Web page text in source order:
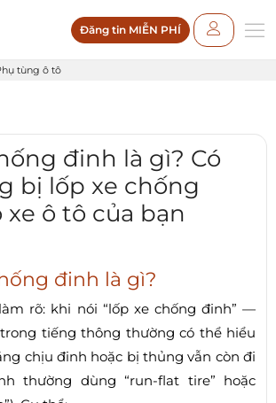
Đăng tin MIỄN PHÍ
tùng ô tô
đinh là gì? Có
bị lốp xe chống
ô tô của bạn
đinh là gì?
rõ: khi nói “lốp xe chống đinh” —
tiếng thông thường có thể hiểu
chịu đinh hoặc bị thủng vẫn còn đi
thường dùng “run-flat tire” hoặc